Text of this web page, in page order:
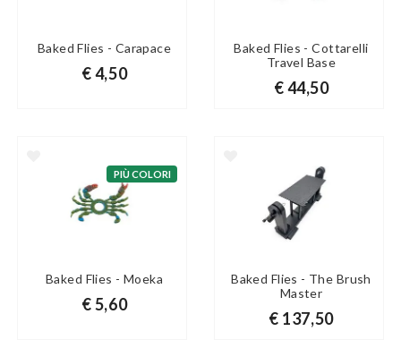
Baked Flies - Carapace
€ 4,50
Baked Flies - Cottarelli
Travel Base
€ 44,50
PIÙ COLORI
Baked Flies - Moeka
€ 5,60
Baked Flies - The Brush
Master
€ 137,50